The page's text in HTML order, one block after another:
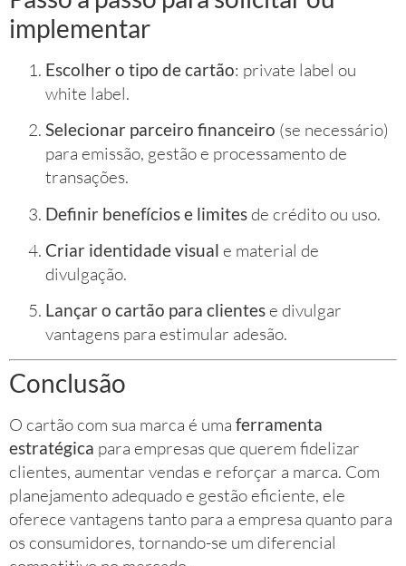
implementar
Escolher o tipo de cartão: private label ou
white label.
Selecionar parceiro financeiro (se necessário)
para emissão, gestão e processamento de
transações.
Definir benefícios e limitesde crédito ou uso.
Criar identidade visual e material de
divulgação.
Lançar o cartão para clientese divulgar
vantagens para estimular adesão.
Conclusão
O cartão com sua marca é uma ferramenta
estratégica para empresas que querem fidelizar
clientes, aumentar vendas e reforçar a marca. Com
planejamento adequado e gestão eficiente, ele
oferece vantagens tanto para a empresa quanto para
os consumidores, tornando-se um diferencial